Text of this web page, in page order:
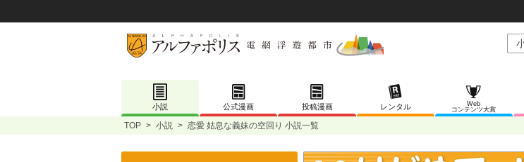
小説 公式漫画 投稿漫画 レンタル
Web
コンテンツ大賞
TOP > 小説 > 恋愛 姑息な義妹の空回り 小説一覧